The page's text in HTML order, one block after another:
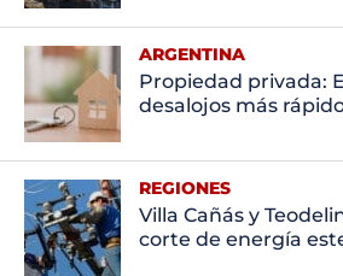
ARGENTINA
Propiedad privada:
desalojos más
REGIONES
Villa Cañás y
corte de energía